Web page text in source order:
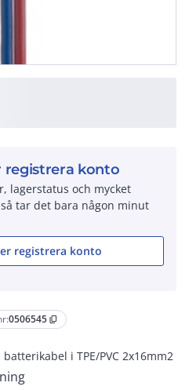
0506545 content_copy
i TPE/PVC 2x16mm2
registrera konto
lagerstatus och mycket
tar det bara någon minut
registrera konto